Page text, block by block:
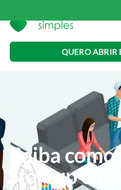
QUERO ABRIR
Saiba
Startup e